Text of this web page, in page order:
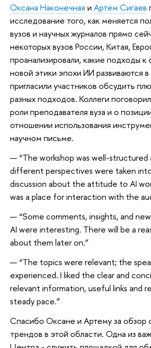
Оксана Наконечная и Артем Сигаев
исследование того, как меняется
вузов и научных журналов прямо
некоторых вузов России, Китая,
проанализировали, какие подходы
новой этики эпохи ИИ развиваются
пригласили участников обсудить
разных подходов. Коллеги
роли преподавателя вуза и о
отношении использования
научном письме.
“The workshop was well-structured
different perspectives were taken
discussion about the attitude to AI
was a place for interaction with the
“Some comments, insights, and
AI were interesting. There will be a
about them later on.”
“The topics were relevant; the
experienced. I liked the clear and
relevant information, useful links and
steady pace.”
Спасибо Оксане и Артему за обзор
трендов в этой области. Одна из